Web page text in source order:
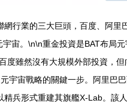
行業的三大巨頭，百度、阿里
宙。\n\n重金投資是BAT布局
雖然沒有大規模外部投資，
宙戰略的關鍵一步。阿里巴
兵形式重建其旗艦X-Lab。該